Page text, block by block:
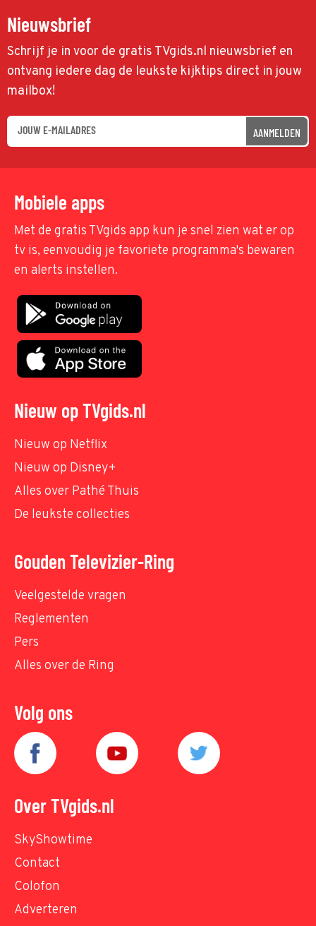
Nieuwsbrief
Schrijf je in voor de gratis TVgids.nl nieuwsbrief en
ontvang iedere dag de leukste kijktips direct in jouw
mailbox!
AANMELDEN
Mobiele apps
Met de gratis TVgids app kun je snel zien wat er op
tv is, eenvoudig je favoriete programma's bewaren
en alerts instellen.
Nieuw op TVgids.nl
Nieuw op Netflix
Nieuw op Disney+
Alles over Pathé Thuis
De leukste collecties
Gouden Televizier-Ring
Veelgestelde vragen
Reglementen
Pers
Alles over de Ring
Volg ons
Over TVgids.nl
SkyShowtime
Contact
Colofon
Adverteren